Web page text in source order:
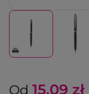
Od 15,09 zł